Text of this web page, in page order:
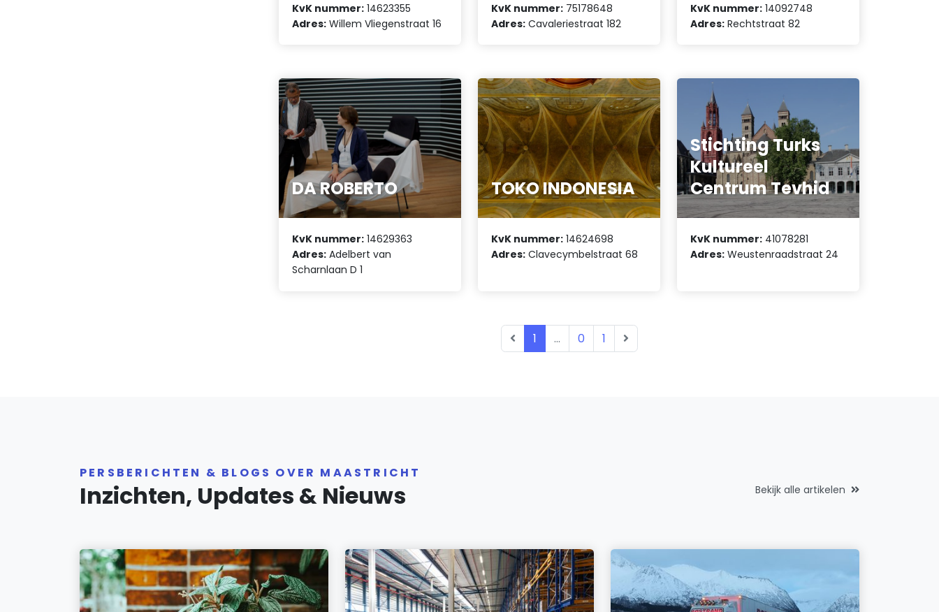
KvK nummer: 14623355
Adres: Willem Vliegenstraat 16
KvK nummer: 75178648
Adres: Cavaleriestraat 182
KvK nummer: 14092748
Adres: Rechtstraat 82
DA ROBERTO
KvK nummer: 14629363
Adres: Adelbert van
Scharnlaan D 1
TOKO INDONESIA
KvK nummer: 14624698
Adres: Clavecymbelstraat 68
Stichting Turks
Kultureel
Centrum Tevhid
KvK nummer: 41078281
Adres: Weustenraadstraat 24
1 ... 0 1
PERSBERICHTEN & BLOGS OVER MAASTRICHT
Inzichten, Updates & Nieuws Bekijk alle artikelen